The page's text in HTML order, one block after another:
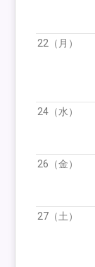
22（月）
24（水）
26（金）
27（土）